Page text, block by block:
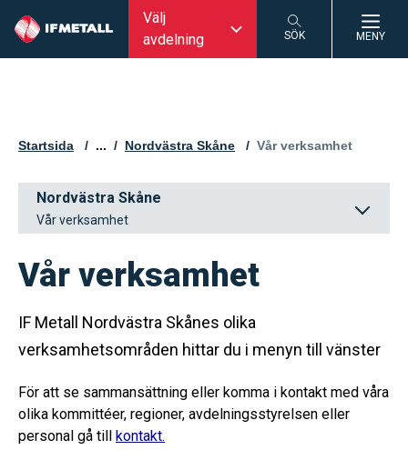
Välj
avdelning
SÖK MENY
Startsida ... Nordvästra Skåne Aktuell sida:
Vår verksamhet
Nordvästra Skåne
Vår verksamhet
Vår verksamhet
IF Metall Nordvästra Skånes olika
verksamhetsområden hittar du i menyn till vänster
För att se sammansättning eller komma i kontakt med våra
olika kommittéer, regioner, avdelningsstyrelsen eller
personal gå till kontakt.